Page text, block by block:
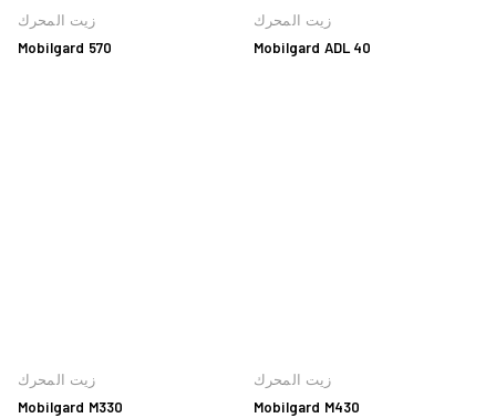
زيت المحرك
Mobilgard 570
زيت المحرك
Mobilgard ADL 40
زيت المحرك
Mobilgard M330
زيت المحرك
Mobilgard M430